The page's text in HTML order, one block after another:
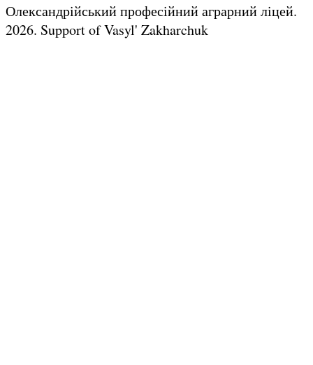
Олександрійський професійний аграрний ліцей.
2026. Support of Vasyl' Zakharchuk